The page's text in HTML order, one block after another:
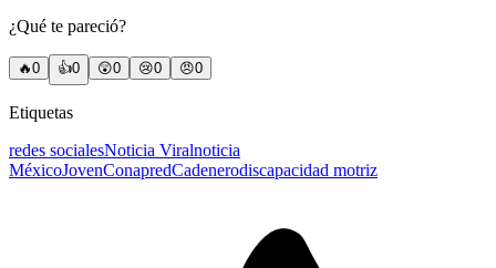
¿Qué te pareció?
🔥0 👍0 😲0 😢0 😠0
Etiquetas
redes socialesNoticia Viralnoticia
MéxicoJovenConapredCadenerodiscapacidad motriz